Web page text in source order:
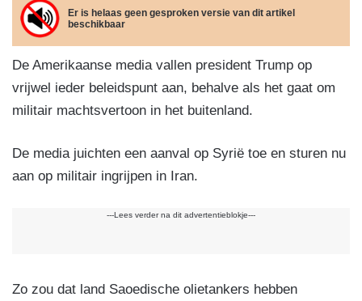
e
b
o
o
k
e
dI
n
a
m
A
p
aile
n
Er is helaas geen gesproken versie van dit artikel
beschikbaar
De Amerikaanse media vallen president Trump op
vrijwel ieder beleidspunt aan, behalve als het gaat om
militair machtsvertoon in het buitenland.
De media juichten een aanval op Syrië toe en sturen nu
aan op militair ingrijpen in Iran.
---Lees verder na dit advertentieblokje---
Zo zou dat land Saoedische olietankers hebben